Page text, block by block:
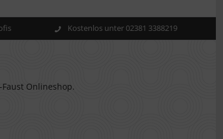
Kostenlos unter 02381 3388219
Onlineshop.